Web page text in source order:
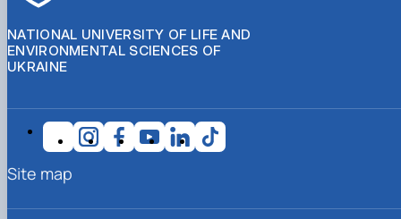
NATIONAL UNIVERSITY OF LIFE AND
ENVIRONMENTAL SCIENCES OF
UKRAINE
Site map